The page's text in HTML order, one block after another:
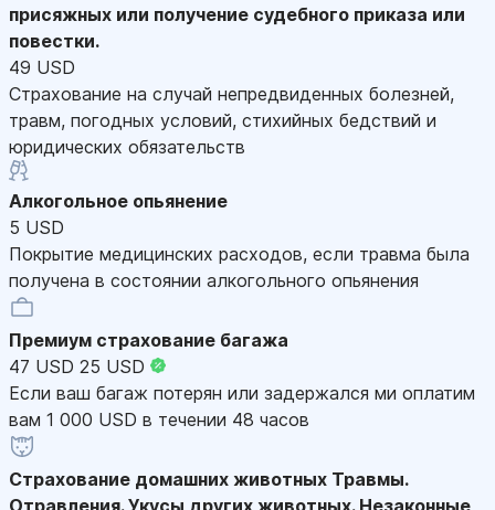
присяжных или получение судебного приказа или
повестки.
49 USD
Страхование на случай непредвиденных болезней,
травм, погодных условий, стихийных бедствий и
юридических обязательств
Алкогольное опьянение
5 USD
Покрытие медицинских расходов, если травма была
получена в состоянии алкогольного опьянения
Премиум страхование багажа
47 USD 25 USD
Если ваш багаж потерян или задержался ми оплатим
вам 1 000 USD в течении 48 часов
Страхование домашних животных Травмы.
Отравления. Укусы других животных. Незаконные